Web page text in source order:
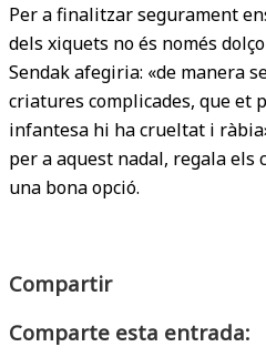
Per a finalitzar segurament
dels xiquets no és només
Sendak afegiria: «de manera
criatures complicades, que et
infantesa hi ha crueltat i
per a aquest nadal, regala els
una bona opció.
Compartir
Comparte esta entrada: